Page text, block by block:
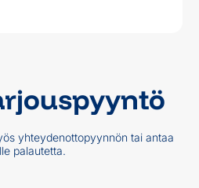
yhteydenottopyynnön tai antaa
palautetta.